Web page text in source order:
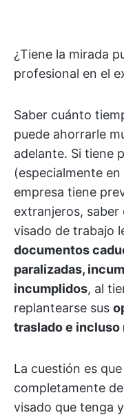
¿Tiene la mirada
profesional en el
Saber cuánto
puede ahorrarle
adelante. Si tiene
(especialmente
empresa tiene
extranjeros,
visado de trabajo
documentos
paralizadas,
incumplidos, al
replantearse sus
traslado e incluso
La cuestión es
completamente
visado que tenga